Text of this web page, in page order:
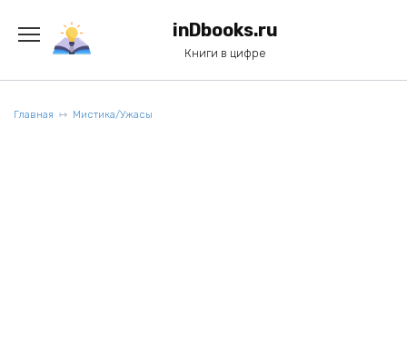
содержанию
inDbooks.ru
Книги в цифре
Главная Мистика/Ужасы